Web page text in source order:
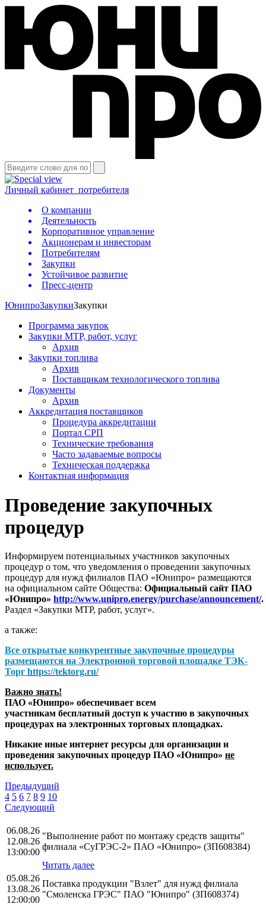
Личный кабинет потребителя
О компании
Деятельность
Корпоративное управление
Акционерам и инвесторам
Потребителям
Закупки
Устойчивое развитие
Пресс-центр
ЮнипроЗакупкиЗакупки
Программа закупок
Закупки МТР, работ, услуг
Архив
Закупки топлива
Архив
Поставщикам технологического топлива
Документы
Архив
Аккредитация поставщиков
Процедура аккредитации
Портал СРП
Технические требования
Часто задаваемые вопросы
Техническая поддержка
Контактная информация
Проведение закупочных
процедур
Информируем потенциальных участников закупочных
процедур о том, что уведомления о проведении закупочных
процедур для нужд филиалов ПАО «Юнипро» размещаются
на официальном сайте Общества: Официальный сайт ПАО
«Юнипро» http://www.unipro.energy/purchase/announcement/.
Раздел «Закупки МТР, работ, услуг».
а также:
Все открытые конкурентные закупочные процедуры
размещаются на Электронной торговой площадке ТЭК-
Торг https://tektorg.ru/
Важно знать!
ПАО «Юнипро» обеспечивает всем
участникам бесплатный доступ к участию в закупочных
процедурах на электронных торговых площадках.
Никакие иные интернет ресурсы для организации и
проведения закупочных процедур ПАО «Юнипро» не
использует.
Предыдущий
4 5 6 7 8 9 10
Следующий
06.08.26
12.08.26
13:00:00
"Выполнение работ по монтажу средств защиты"
филиала «СуГРЭС-2» ПАО «Юнипро» (ЗП608384)
Читать далее
05.08.26
13.08.26
12:00:00
Поставка продукции "Взлет" для нужд филиала
"Смоленска ГРЭС" ПАО "Юнипро" (ЗП608374)